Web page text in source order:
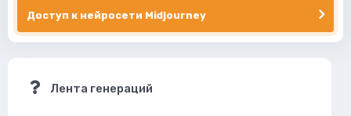
Доступ к нейросети Midjourney
Лента генераций